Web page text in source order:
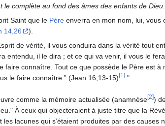
le complète au fond des âmes des enfants de Dieu.
Saint que le Père enverra en mon nom, lui, vous
14,26
).
de vérité, il vous conduira dans la vérité tout
entendu, il le dira ; et ce qui va venir, il vous le
faire connaître. Tout ce que possède le Père est à
le faire connaître ” (Jean 16,13-15) [1]."
comme la mémoire actualisée (anamnèse[2])
À ceux qui objecteraient à juste titre que la
lacunes qui s’étaient produites par des causes